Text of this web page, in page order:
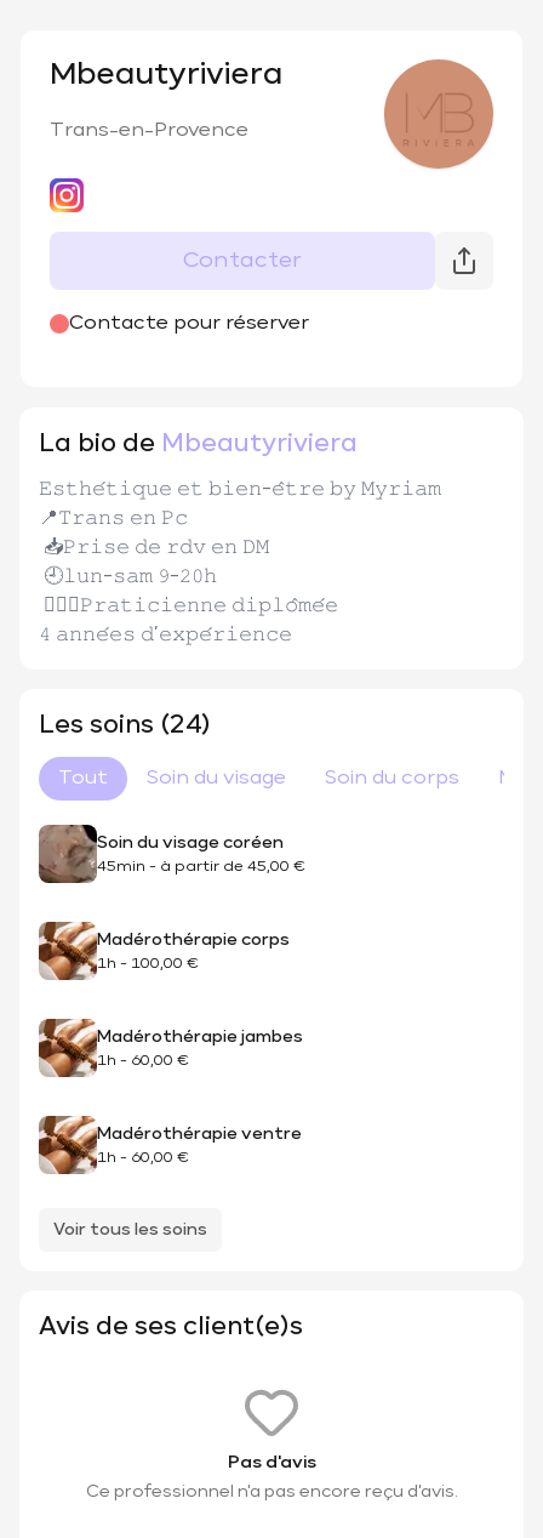
Mbeautyriviera
Trans-en-Provence
Contacter
Contacte pour réserver
@MBEAUTYRIVIERA
La bio de Mbeautyriviera
𝙴𝚜𝚝𝚑𝚎́𝚝𝚒𝚚𝚞𝚎 𝚎𝚝 𝚋𝚒𝚎𝚗-𝚎̂𝚝𝚛𝚎 𝚋𝚢 𝙼𝚢𝚛𝚒𝚊𝚖
📍𝚃𝚛𝚊𝚗𝚜 𝚎𝚗 𝙿𝚌
📥𝙿𝚛𝚒𝚜𝚎 𝚍𝚎 𝚛𝚍𝚟 𝚎𝚗 𝙳𝙼
🕘𝚕𝚞𝚗-𝚜𝚊𝚖 𝟿-𝟸𝟶𝚑
🙋🏽‍♀️𝙿𝚛𝚊𝚝𝚒𝚌𝚒𝚎𝚗𝚗𝚎 𝚍𝚒𝚙𝚕𝚘̂𝚖𝚎́𝚎
𝟺 𝚊𝚗𝚗𝚎́𝚎𝚜 𝚍’𝚎𝚡𝚙𝚎́𝚛𝚒𝚎𝚗𝚌𝚎
Les soins (24)
Tout Soin du visage Soin du corps
Soin du visage coréen
45min - à partir de 45,00 €
Madérothérapie corps
1h - 100,00 €
Madérothérapie jambes
1h - 60,00 €
Madérothérapie ventre
1h - 60,00 €
Voir tous les soins
Avis de ses client(e)s
Pas d'avis
Ce professionnel n'a pas encore reçu d'avis.